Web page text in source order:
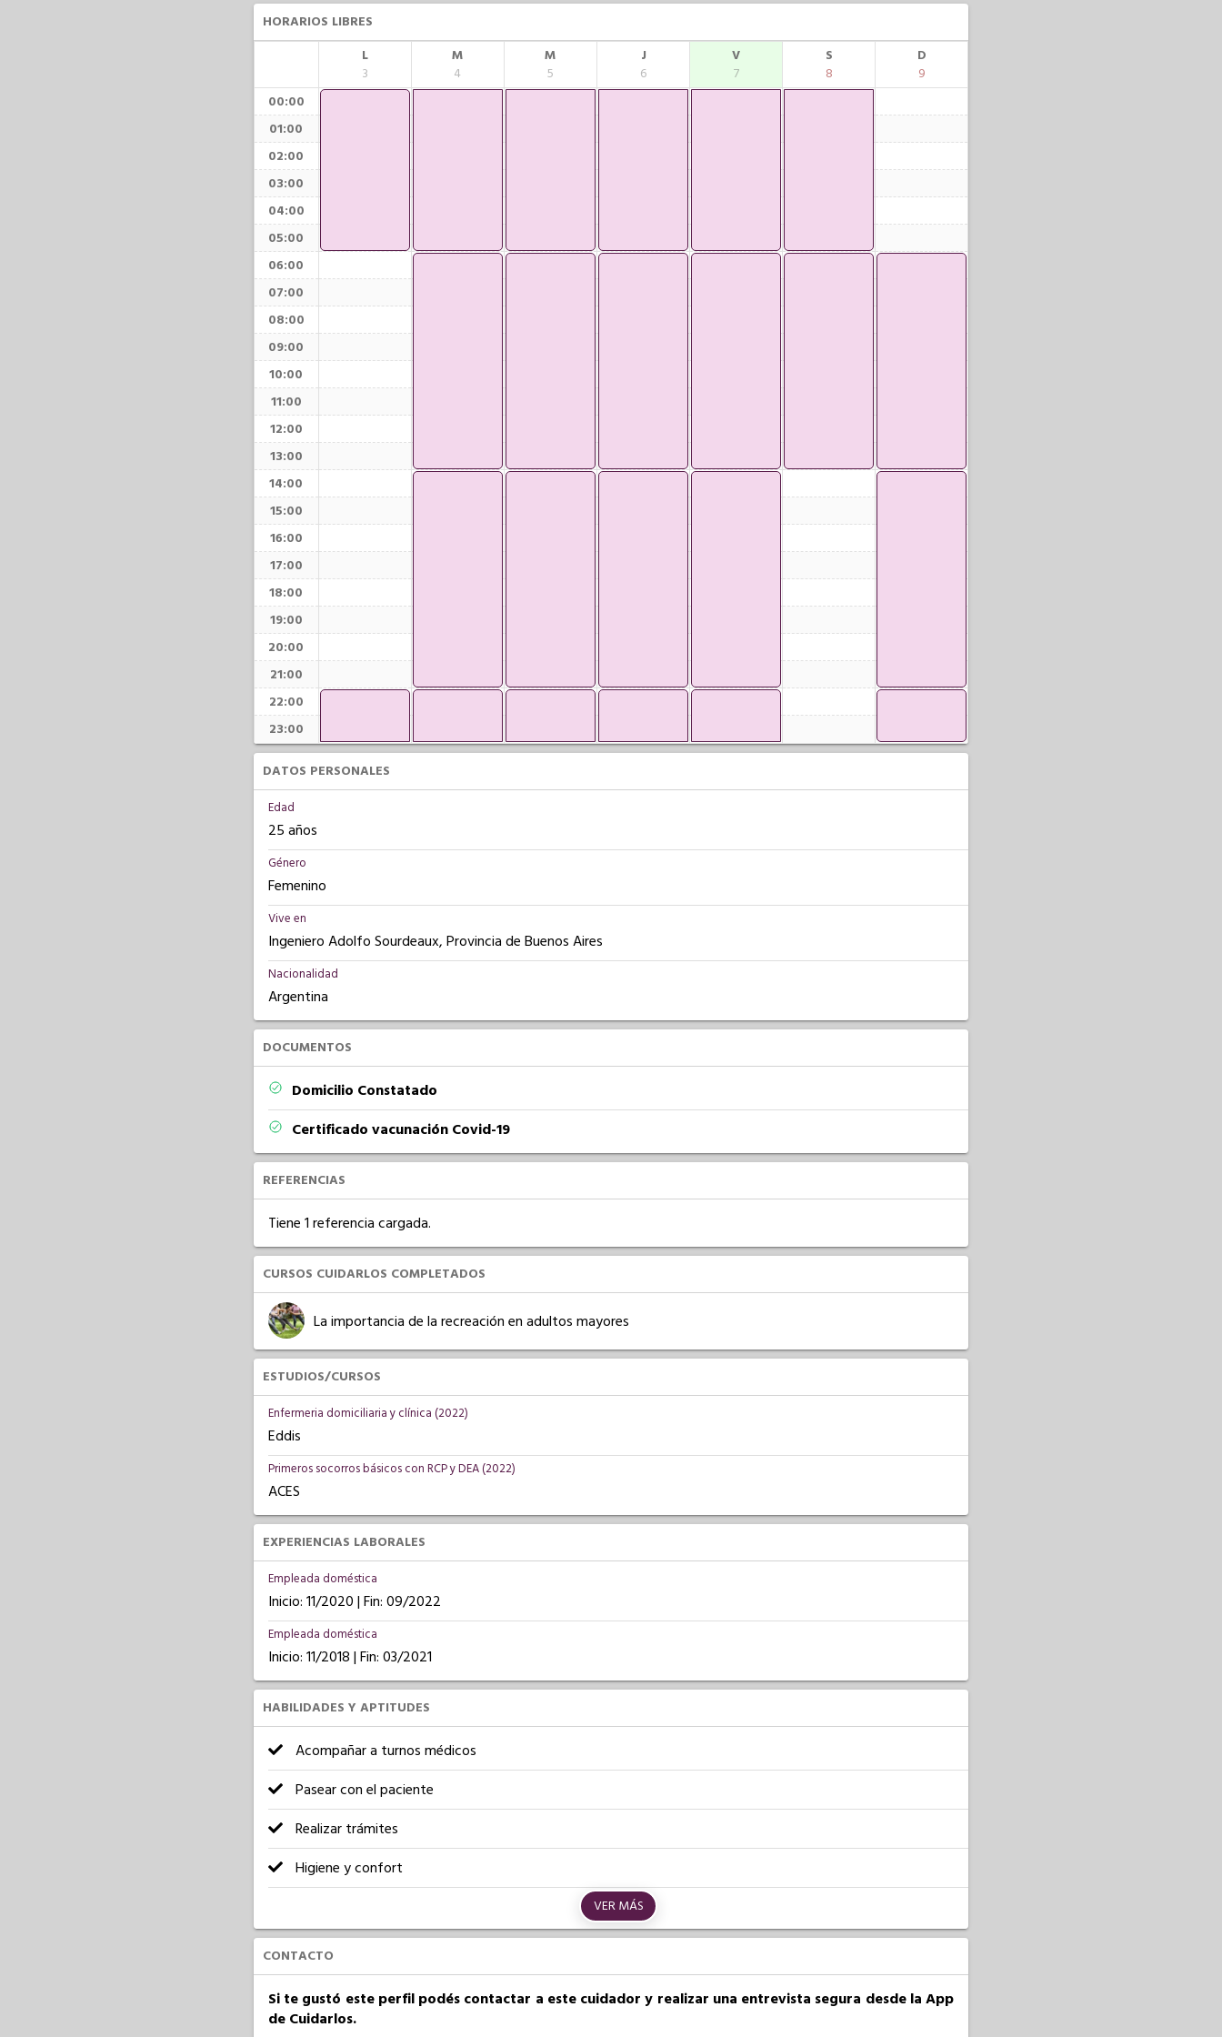
HORARIOS LIBRES
L
3
M
4
M
5
J
6
V
7
S
8
D
9
00:00
01:00
02:00
03:00
04:00
05:00
06:00
07:00
08:00
09:00
10:00
11:00
12:00
13:00
14:00
15:00
16:00
17:00
18:00
19:00
20:00
21:00
22:00
23:00
DATOS PERSONALES
Edad
25 años
Género
Femenino
Vive en
Ingeniero Adolfo Sourdeaux, Provincia de Buenos Aires
Nacionalidad
Argentina
DOCUMENTOS
Domicilio Constatado
Certificado vacunación Covid-19
REFERENCIAS
Tiene 1 referencia cargada.
CURSOS CUIDARLOS COMPLETADOS
La importancia de la recreación en adultos mayores
ESTUDIOS/CURSOS
Enfermeria domiciliaria y clínica (2022)
Eddis
Primeros socorros básicos con RCP y DEA (2022)
ACES
EXPERIENCIAS LABORALES
Empleada doméstica
Inicio: 11/2020 | Fin: 09/2022
Empleada doméstica
Inicio: 11/2018 | Fin: 03/2021
HABILIDADES Y APTITUDES
Acompañar a turnos médicos
Pasear con el paciente
Realizar trámites
Higiene y confort
VER MÁS
CONTACTO
Si te gustó este perfil podés contactar a este cuidador y realizar una entrevista segura desde la App
de Cuidarlos.